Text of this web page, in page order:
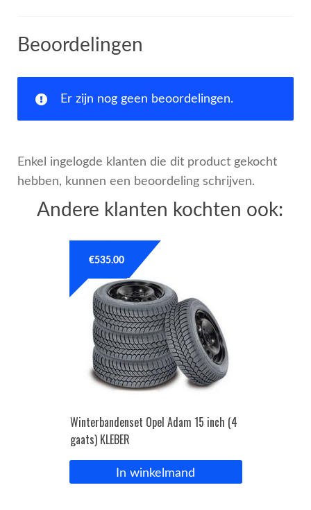
Beoordelingen
Er zijn nog geen beoordelingen.
Enkel ingelogde klanten die dit product gekocht
hebben, kunnen een beoordeling schrijven.
Andere klanten kochten ook:
Winterbandenset Opel Adam 15 inch (4
gaats) KLEBER
€535.00
In winkelmand